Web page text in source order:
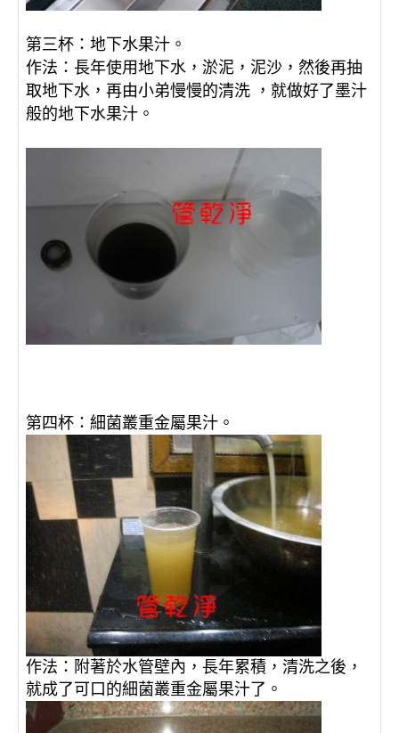
第三杯 ： 地下水果汁。
作法 ： 長年使用地下水，淤泥，泥沙，然後再抽
取地下水，再由小弟慢慢的清洗 ，就做好了墨汁
般的地下水果汁。
第四杯：細菌叢重金屬果汁。
作法：附著於水管壁內，長年累積，清洗之後，
就成了可口的細菌叢重金屬果汁了。